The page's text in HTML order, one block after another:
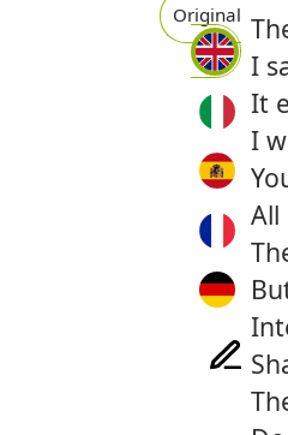
Original
I
It
I
All